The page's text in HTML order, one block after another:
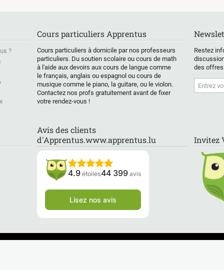
?
Cours particuliers Apprentus
Cours particuliers à domicile par nos professeurs
particuliers. Du soutien scolaire ou cours de math
à l'aide aux devoirs aux cours de langue comme
le français, anglais ou espagnol ou cours de
musique comme le piano, la guitare, ou le violon.
Contactez nos profs gratuitement avant de fixer
votre rendez-vous !
Restez
des
Avis des clients
d'Apprentus.www.apprentus.lu
4.9 étoiles44 399 avis
Lisez nos avis
Invitez